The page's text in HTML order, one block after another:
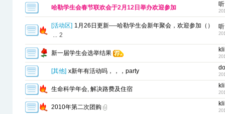
哈勒学生会春节联欢会于2月12日举办欢迎参加
[活动区] 1月26日更新----哈勒学生会新年聚会，欢迎参加（）
... 2
新一届学生会选举结果
[其他] x新年有活动吗，，，party
生命科学年会, 解决路费及住宿
2010年第二次团购